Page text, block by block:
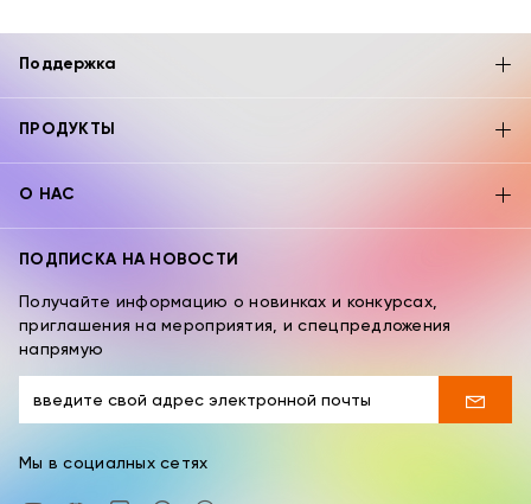
Поддержка
ПРОДУКТЫ
О НАС
ПОДПИСКА НА НОВОСТИ
Получайте информацию о новинках и конкурсах,
приглашения на мероприятия, и спецпредложения
напрямую
Мы в социалных сетях